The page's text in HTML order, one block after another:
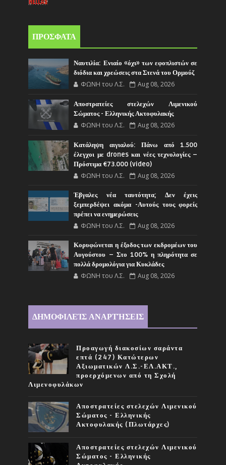
ΠΡΟΣΦΑΤΑ
Ναυτιλία: Ενιαίο «όχι» των εφοπλιστών σε
διόδια και χρεώσεις στα Στενά του Ορμούζ
ΦΩΝΗ του Λ.Σ. Aug 08, 2026
Αποστρατείες στελεχών Λιμενικού
Σώματος - Ελληνικής Ακτοφυλακής
ΦΩΝΗ του Λ.Σ. Aug 08, 2026
Κατάληψη αιγιαλού: Πάνω από 1.500
έλεγχοι με drones και νέες τεχνολογίες –
Πρόστιμα €73.000 (video)
ΦΩΝΗ του Λ.Σ. Aug 08, 2026
Έβγαλες νέα ταυτότητα; Δεν έχεις
ξεμπερδέψει ακόμα -Αυτούς τους φορείς
πρέπει να ενημερώσεις
ΦΩΝΗ του Λ.Σ. Aug 08, 2026
Κορυφώνεται η έξοδος των εκδρομέων του
Αυγούστου – Στο 100% η πληρότητα σε
πολλά δρομολόγια για Κυκλάδες
ΦΩΝΗ του Λ.Σ. Aug 08, 2026
ΔΗΜΟΦΙΛΕΊΣ ΑΝΑΡΤΉΣΕΙΣ
Προαγωγή διακοσίων σαράντα
επτά (247) Κατώτερων
Αξιωματικών Λ.Σ.-ΕΛ.ΑΚΤ.,
προερχόμενων από τη Σχολή
Λιμενοφυλάκων
Αποστρατείες στελεχών Λιμενικού
Σώματος - Ελληνικής
Ακτοφυλακής (Πλωτάρχες)
Αποστρατείες στελεχών Λιμενικού
Σώματος - Ελληνικής